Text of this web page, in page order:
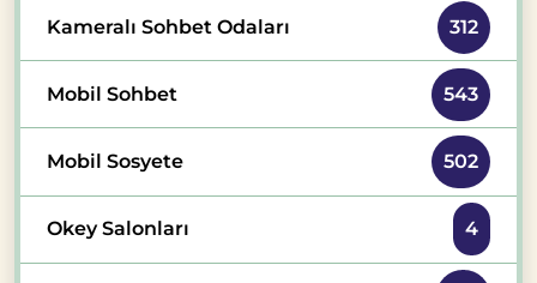
Kameralı Sohbet Odaları 312
Mobil Sohbet 543
Mobil Sosyete 502
Okey Salonları 4